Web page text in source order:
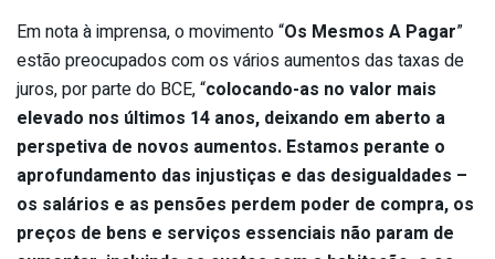
Em nota à imprensa, o movimento “Os Mesmos A Pagar”
estão preocupados com os vários aumentos das taxas de
juros, por parte do BCE, “colocando-as no valor mais
elevado nos últimos 14 anos, deixando em aberto a
perspetiva de novos aumentos. Estamos perante o
aprofundamento das injustiças e das desigualdades –
os salários e as pensões perdem poder de compra, os
preços de bens e serviços essenciais não param de